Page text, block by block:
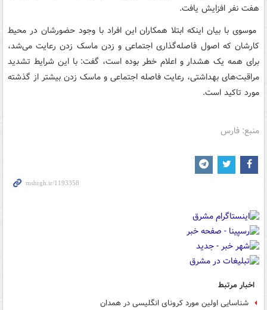
هفت نفر افزایش یافت.
موسوی با بیان اینکه ابتلا همکاران این افراد با وجود حضورشان در محیط
کارشان که اصول فاصله‌گذاری اجتماعی و زدن ماسک زدن رعایت می‌شد،
برای همه یک هشدار و اعلام خطر بوده است، گفت: با این شرایط تشدید
مراقبت‌های بهداشتی، رعایت فاصله اجتماعی و ماسک زدن بیشتر از گذشته
مورد تاکید است.
منبع: فارس
اخبار مرتبط
شناسایی اولین مورد کرونای انگلیسی در همدان